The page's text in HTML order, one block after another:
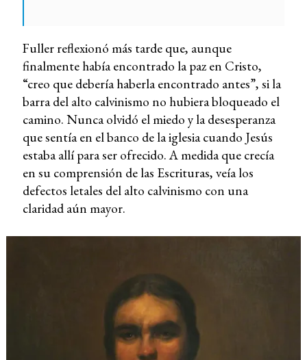
Fuller reflexionó más tarde que, aunque
finalmente había encontrado la paz en Cristo,
“creo que debería haberla encontrado antes”, si la
barra del alto calvinismo no hubiera bloqueado el
camino. Nunca olvidó el miedo y la desesperanza
que sentía en el banco de la iglesia cuando Jesús
estaba allí para ser ofrecido. A medida que crecía
en su comprensión de las Escrituras, veía los
defectos letales del alto calvinismo con una
claridad aún mayor.